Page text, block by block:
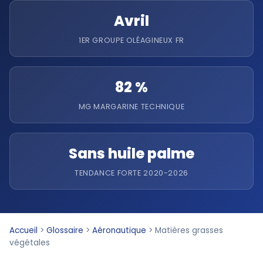
Avril
1ER GROUPE OLÉAGINEUX FR
82 %
MG MARGARINE TECHNIQUE
Sans huile palme
TENDANCE FORTE 2020-2026
Accueil > Glossaire > Aéronautique > Matières grasses
végétales